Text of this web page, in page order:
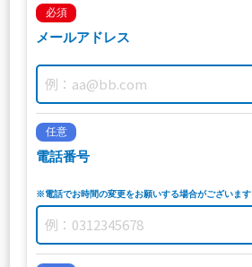
必須
メールアドレス
任意
電話番号
※電話でお時間の変更をお願いする場合がございます